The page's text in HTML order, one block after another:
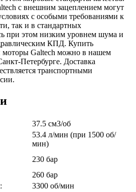
с внешним зацеплением могут
с особыми требованиями к
так и в стандартных
при этом низким уровнем шума и
КПД. Купить
моторы Galtech можно в нашем
Петербурге. Доставка
транспортными
37.5 см3/об
53.4 л/мин (при 1500 об/
мин)
230 бар
260 бар
3300 об/мин